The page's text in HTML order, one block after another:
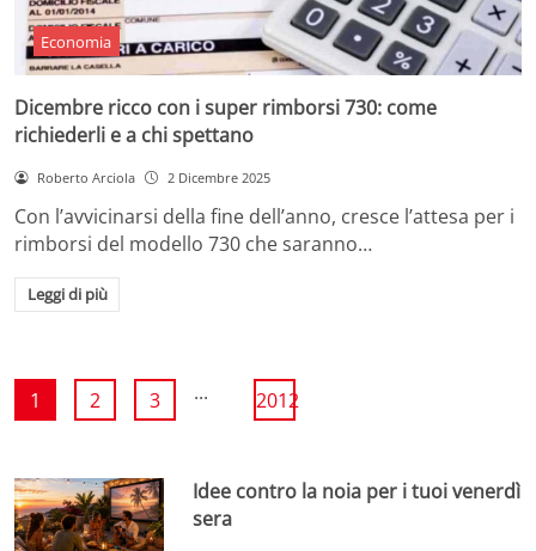
Economia
Dicembre ricco con i super rimborsi 730: come
richiederli e a chi spettano
Roberto Arciola 2 Dicembre 2025
Con l’avvicinarsi della fine dell’anno, cresce l’attesa per i
rimborsi del modello 730 che saranno…
Leggi di più
1 2 3 ... 2012
Idee contro la noia per i tuoi venerdì
sera